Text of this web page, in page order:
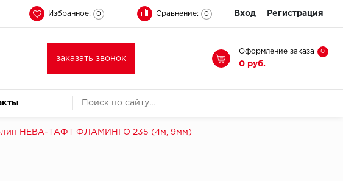
Избранное: 0 Сравнение: 0 Вход Регистрация
заказать звонок
Оформление заказа 0
0 руб.
НЕВА-ТАФТ ФЛАМИНГО 235 (4м, 9мм)